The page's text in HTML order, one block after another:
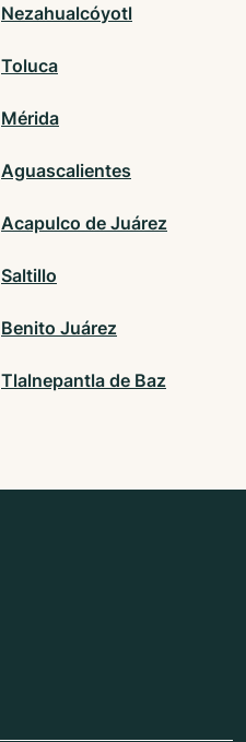
Nezahualcóyotl
Toluca
Mérida
Aguascalientes
Acapulco de Juárez
Saltillo
Benito Juárez
Tlalnepantla de Baz